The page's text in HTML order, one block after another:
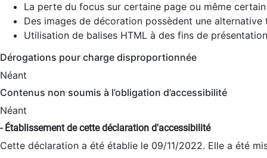
La perte du focus sur certaine page ou même
Des images de décoration possèdent une alternative
Utilisation de balises HTML à des fins de
Dérogations pour charge disproportionnée
Néant
Contenus non soumis à l’obligation d’accessibilité
Néant
- Établissement de cette déclaration d'accessibilité
Cette déclaration a été établie le 09/11/2022. Elle a été